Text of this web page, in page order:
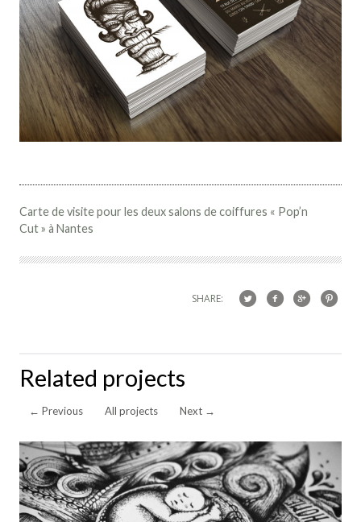
Carte de visite pour les deux salons de coiffures « Pop’n
Cut » à Nantes
SHARE:
Related projects
← Previous All projects Next →